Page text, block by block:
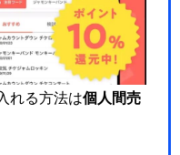
れる方法は個人間売